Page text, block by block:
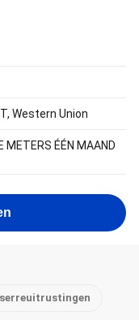
Western Union
METERS ÉÉN MAAND